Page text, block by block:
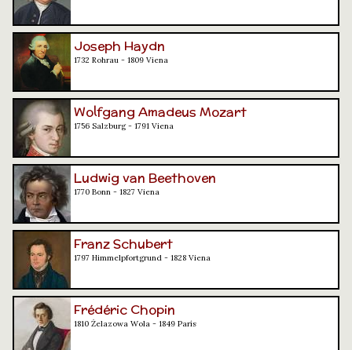
Joseph Haydn
1732 Rohrau - 1809 Viena
Wolfgang Amadeus Mozart
1756 Salzburg - 1791 Viena
Ludwig van Beethoven
1770 Bonn - 1827 Viena
Franz Schubert
1797 Himmelpfortgrund - 1828 Viena
Frédéric Chopin
1810 Żelazowa Wola - 1849 París